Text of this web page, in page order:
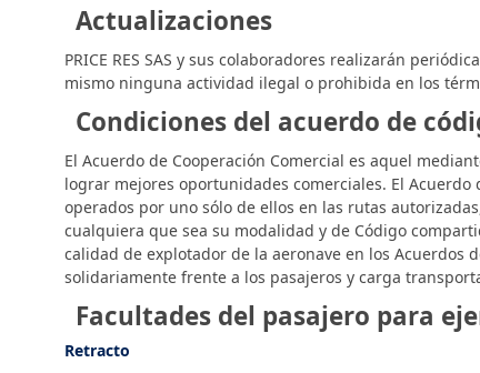
Actualizaciones
PRICE RES SAS y sus colaboradores realizarán
mismo ninguna actividad ilegal o prohibida en los
Condiciones del acuerdo de
El Acuerdo de Cooperación Comercial es aquel
lograr mejores oportunidades comerciales. El
operados por uno sólo de ellos en las rutas
cualquiera que sea su modalidad y de Código
calidad de explotador de la aeronave en los
solidariamente frente a los pasajeros y carga
Facultades del pasajero para
Retracto